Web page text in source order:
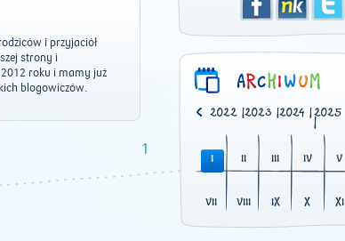
i przyjaciół
strony i
2012 roku i mamy już
blogowiczów.
1
2020 2021| 2022|2023 |2024 |2025
|
I II III IV V
VII VIII IX X XI